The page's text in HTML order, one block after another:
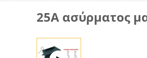
25A ασύρματος